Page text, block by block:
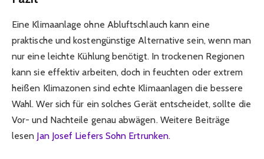
Eine Klimaanlage ohne Abluftschlauch kann eine
praktische und kostengünstige Alternative sein, wenn man
nur eine leichte Kühlung benötigt. In trockenen Regionen
kann sie effektiv arbeiten, doch in feuchten oder extrem
heißen Klimazonen sind echte Klimaanlagen die bessere
Wahl. Wer sich für ein solches Gerät entscheidet, sollte die
Vor- und Nachteile genau abwägen. Weitere Beiträge
lesen Jan Josef Liefers Sohn Ertrunken.